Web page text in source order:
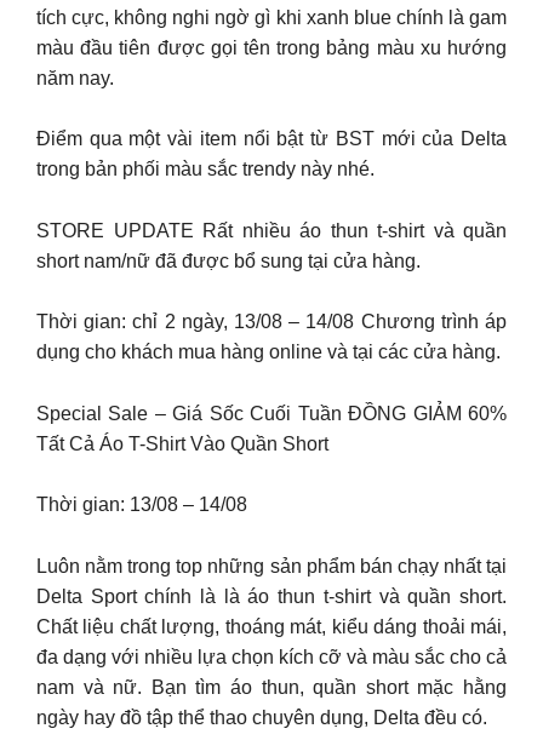
tích cực, không nghi ngờ gì khi xanh blue chính là gam
màu đầu tiên được gọi tên trong bảng màu xu hướng
năm nay.
Điểm qua một vài item nổi bật từ BST mới của Delta
trong bản phối màu sắc trendy này nhé.
STORE UPDATE Rất nhiều áo thun t-shirt và quần
short nam/nữ đã được bổ sung tại cửa hàng.
Thời gian: chỉ 2 ngày, 13/08 – 14/08 Chương trình áp
dụng cho khách mua hàng online và tại các cửa hàng.
Special Sale – Giá Sốc Cuối Tuần ĐỒNG GIẢM 60%
Tất Cả Áo T-Shirt Vào Quần Short
Thời gian: 13/08 – 14/08
Luôn nằm trong top những sản phẩm bán chạy nhất tại
Delta Sport chính là là áo thun t-shirt và quần short.
Chất liệu chất lượng, thoáng mát, kiểu dáng thoải mái,
đa dạng với nhiều lựa chọn kích cỡ và màu sắc cho cả
nam và nữ. Bạn tìm áo thun, quần short mặc hằng
ngày hay đồ tập thể thao chuyên dụng, Delta đều có.